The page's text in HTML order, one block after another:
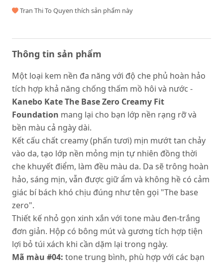
Tran Thi To Quyen thích sản phẩm này
Thông tin sản phẩm
Một loại kem nền đa năng với độ che phủ hoàn hảo
tích hợp khả năng chống thấm mồ hôi và nước -
Kanebo Kate The Base Zero Creamy Fit
Foundation mang lại cho bạn lớp nền rạng rỡ và
bền màu cả ngày dài.
Kết cấu chất creamy (phấn tươi) mịn mướt tan chảy
vào da, tạo lớp nền mỏng mịn tự nhiên đồng thời
che khuyết điểm, làm đều màu da. Da sẽ trông hoàn
hảo, sáng mịn, vẫn được giữ ẩm và không hề có cảm
giác bí bách khó chịu đúng như tên gọi "The base
zero".
Thiết kế nhỏ gọn xinh xắn với tone màu đen-trắng
đơn giản. Hộp có bông mút và gương tích hợp tiện
lợi bỏ túi xách khi cần dặm lại trong ngày.
Mã màu #04: tone trung bình, phù hợp với các bạn